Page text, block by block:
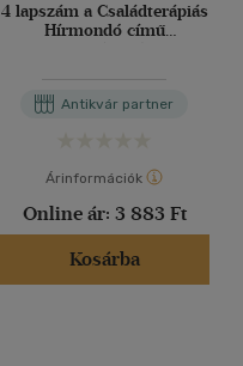
4 lapszám a Családterápiás
Hírmondó című
Antikvár partner
Árinformációk
Online ár: 3 883 Ft
Kosárba